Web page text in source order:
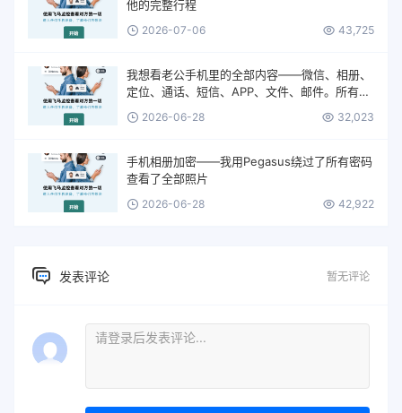
他的完整行程
2026-07-06 43,725
我想看老公手机里的全部内容——微信、相册、
定位、通话、短信、APP、文件、邮件。所有的
2026-06-28 32,023
手机相册加密——我用Pegasus绕过了所有密码
查看了全部照片
2026-06-28 42,922
发表评论 暂无评论